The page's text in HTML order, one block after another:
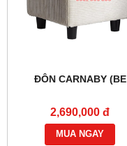
ĐÔN CARNABY (BE
2,690,000 đ
MUA NGAY